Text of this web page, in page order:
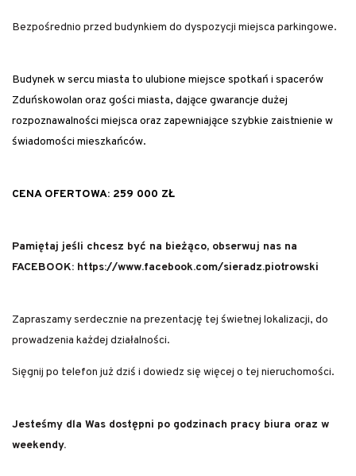
Bezpośrednio przed budynkiem do dyspozycji miejsca parkingowe.
Budynek w sercu miasta to ulubione miejsce spotkań i spacerów
Zduńskowolan oraz gości miasta, dające gwarancje dużej
rozpoznawalności miejsca oraz zapewniające szybkie zaistnienie w
świadomości mieszkańców.
CENA OFERTOWA: 259 000 ZŁ
Pamiętaj jeśli chcesz być na bieżąco, obserwuj nas na
FACEBOOK: https://www.facebook.com/sieradz.piotrowski
Zapraszamy serdecznie na prezentację tej świetnej lokalizacji, do
prowadzenia każdej działalności.
Sięgnij po telefon już dziś i dowiedz się więcej o tej nieruchomości.
Jesteśmy dla Was dostępni po godzinach pracy biura oraz w
weekendy.